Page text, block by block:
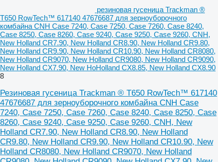
резиновая гусеница Trackman ®
T650 RowTech™ 617140 47676687 для зерноуборочного
комбайна CNH Case 7240, Case 7250, Case 7260, Case 8240,
Case 8250, Case 8260, Case 9240, Case 9250, Case 9260, CNH,
New Holland CR7.90, New Holland CR8.90, New Holland CR9.80,
New Holland CR9.90, New Holland CR10.90, New Holland CR8080,
New Holland CR9070, New Holland CR9080, New Holland CR9090,
New Holland CX7.90, New HoHolland CX8.85, New Holland CX8.90
8
Резиновая гусеница Trackman ® T650 RowTech™ 617140
47676687 для зерноуборочного комбайна CNH Case
7240, Case 7250, Case 7260, Case 8240, Case 8250, Case
8260, Case 9240, Case 9250, Case 9260, CNH, New
Holland CR7.90, New Holland CR8.90, New Holland
CR9.80, New Holland CR9.90, New Holland CR10.90, New
Holland CR8080, New Holland CR9070, New Holland